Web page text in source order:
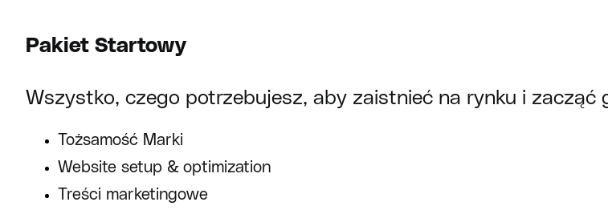
Pakiet Startowy
Wszystko, czego potrzebujesz, aby zaistnieć na rynku i zacząć
Tożsamość Marki
Website setup & optimization
Treści marketingowe